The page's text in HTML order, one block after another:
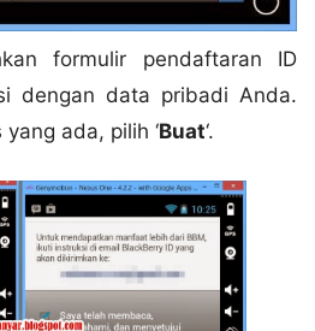
formulir pendaftaran ID
dengan data pribadi Anda.
ada, pilih ‘Buat‘.